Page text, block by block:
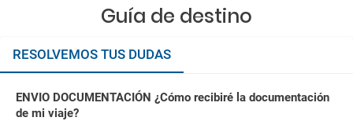
Guía de destino
RESOLVEMOS TUS DUDAS
ENVIO DOCUMENTACIÓN ¿Cómo recibiré la documentación
de mi viaje?